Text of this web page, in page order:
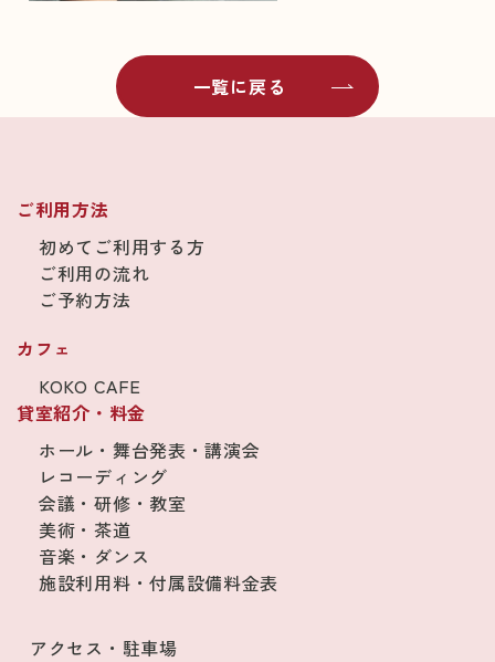
一覧に戻る
ご利用方法
初めてご利用する方
ご利用の流れ
ご予約方法
カフェ
KOKO CAFE
貸室紹介・料金
ホール・舞台発表・講演会
レコーディング
会議・研修・教室
美術・茶道
音楽・ダンス
施設利用料・付属設備料金表
アクセス・駐車場